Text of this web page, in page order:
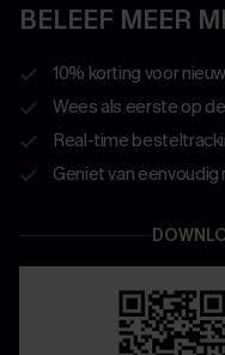
BELEEF MEER
10% korting voor
Wees als eerste op
Real-time
Geniet van